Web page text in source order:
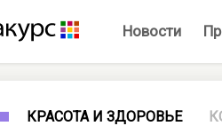
Новости
КРАСОТА И ЗДОРОВЬЕ